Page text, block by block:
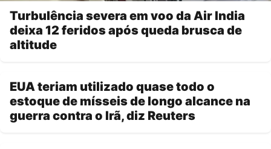
Turbulência severa em voo da Air India
deixa 12 feridos após queda brusca de
altitude
EUA teriam utilizado quase todo o
estoque de mísseis de longo alcance na
guerra contra o Irã, diz Reuters